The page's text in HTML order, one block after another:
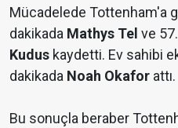
Mücadelede Tottenham'a
dakikada Mathys Tel ve
Kudus kaydetti. Ev sahibi
dakikada Noah Okafor attı.
Bu sonuçla beraber